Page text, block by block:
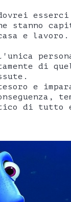
e lavoro.
di
e
di tutto